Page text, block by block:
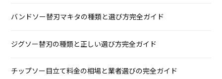
バンドソー替刃マキタの種類と選び方完全ガイド
ジグソー替刃の種類と正しい選び方完全ガイド
チップソー目立て料金の相場と業者選びの完全ガイド